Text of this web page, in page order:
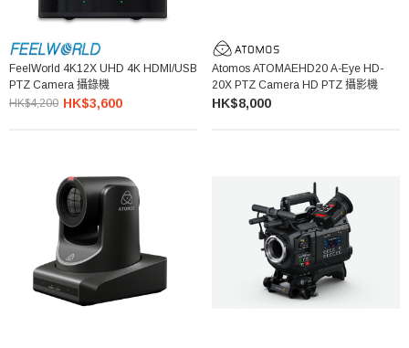
FeelWorld 4K12X UHD 4K HDMI/USB
PTZ Camera 攝錄機
HK$4,200 HK$3,600
Atomos ATOMAEHD20 A-Eye HD-
20X PTZ Camera HD PTZ 攝影機
HK$8,000